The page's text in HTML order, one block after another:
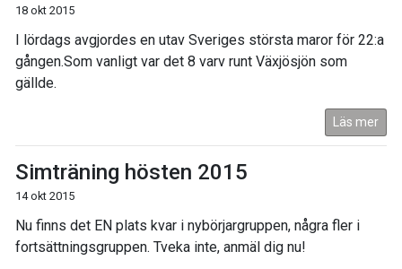
18 okt 2015
I lördags avgjordes en utav Sveriges största maror för 22:a
gången.Som vanligt var det 8 varv runt Växjösjön som
gällde.
Läs mer
Simträning hösten 2015
14 okt 2015
Nu finns det EN plats kvar i nybörjargruppen, några fler i
fortsättningsgruppen. Tveka inte, anmäl dig nu!